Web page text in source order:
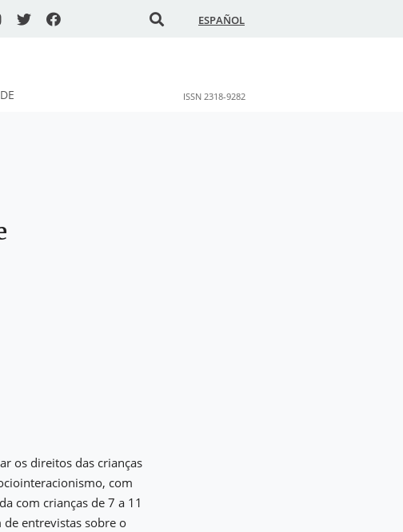
ESPAÑOL
ISSN 2318-9282
os direitos das crianças
com
com crianças de 7 a 11
entrevistas sobre o